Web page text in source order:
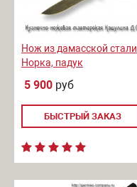
Нож из дамасской стали
Норка, падук
5 900 руб
БЫСТРЫЙ ЗАКАЗ